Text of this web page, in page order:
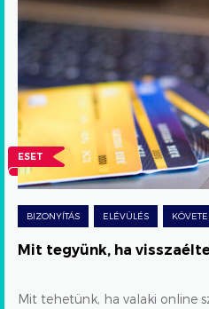
Mit
tegyünk,
ha
visszaéltek
az
adatainkkal?
ESET
BIZONYÍTÁS ELÉVÜLÉS
Mit tegyünk, ha
Mit tehetünk, ha valaki online